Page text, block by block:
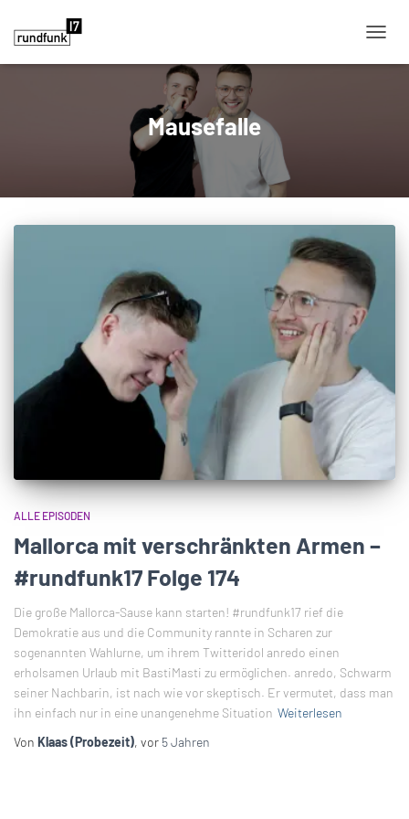
Mausefalle
ALLE EPISODEN
Mallorca mit verschränkten Armen –
#rundfunk17 Folge 174
Die große Mallorca-Sause kann starten! #rundfunk17 rief die
Demokratie aus und die Community rannte in Scharen zur
sogenannten Wahlurne, um ihrem Twitteridol anredo einen
erholsamen Urlaub mit BastiMasti zu ermöglichen. anredo, Schwarm
seiner Nachbarin, ist nach wie vor skeptisch. Er vermutet, dass man
ihn einfach nur in eine unangenehme Situation Weiterlesen
Von Klaas (Probezeit), vor 5 Jahren